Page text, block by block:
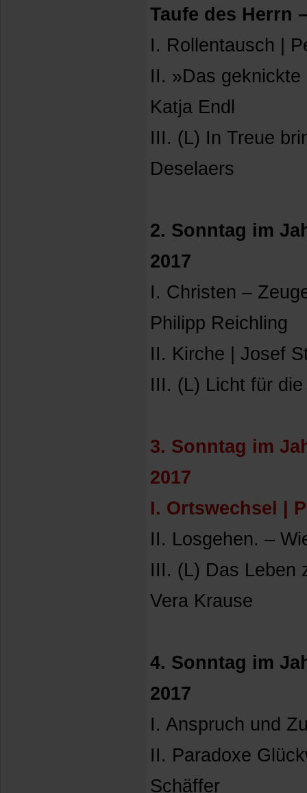
Taufe des Herrn
I. Rollentausch |
II. »Das
Katja Endl
III. (L) In Treue
Deselaers
2. Sonntag im
2017
I. Christen –
Philipp Reichling
II. Kirche | Josef
III. (L) Licht für
3. Sonntag im
2017
I. Ortswechsel |
II. Losgehen. –
III. (L) Das Leben
Vera Krause
4. Sonntag im
2017
I. Anspruch und
II. Paradoxe
Schäffer